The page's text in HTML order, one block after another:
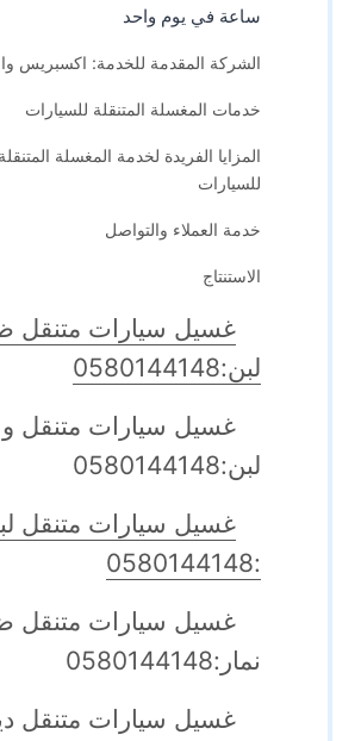
ساعة في يوم واحد
الشركة المقدمة للخدمة: اكسبريس
خدمات المغسلة المتنقلة للسيارات
المزايا الفريدة لخدمة المغسلة المتنقلة
للسيارات
خدمة العملاء والتواصل
الاستنتاج
غسيل سيارات متنقل
لبن:0580144148
غسيل سيارات متنقل
لبن:0580144148
غسيل سيارات متنقل
:0580144148
غسيل سيارات متنقل
نمار:0580144148
غسيل سيارات متنقل